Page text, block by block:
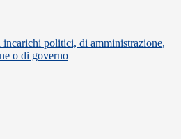
politici, di amministrazione,
o di governo